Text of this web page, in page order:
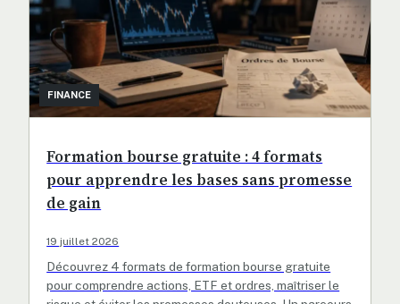
FINANCE
Formation bourse gratuite : 4 formats
pour apprendre les bases sans promesse
de gain
19 juillet 2026
Découvrez 4 formats de formation bourse gratuite
pour comprendre actions, ETF et ordres, maîtriser le